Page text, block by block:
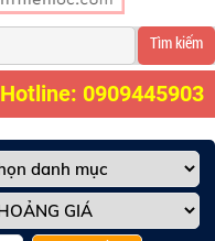
Tìm kiếm
Hotline: 0909445903